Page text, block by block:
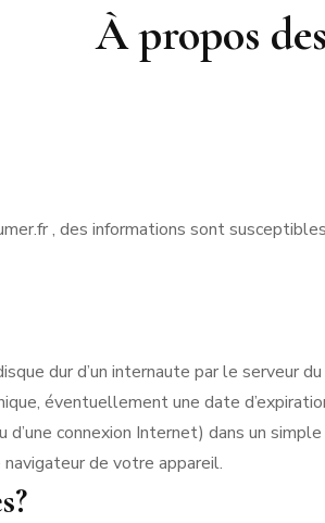
À propos
, des informations sont
dur d’un internaute par le serveur
éventuellement une date
connexion Internet) dans un
de votre appareil.